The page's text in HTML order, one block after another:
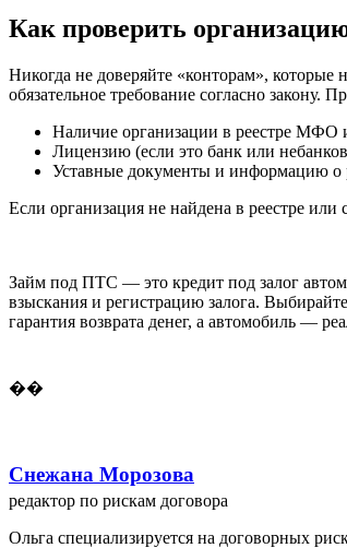
Как проверить
Никогда не доверяйте «конторам»,
обязательное требование согласно закону.
Наличие организации в реестре
Лицензию (если это банк или
Уставные документы и информацию о
Если организация не найдена в реестре
Займ под ПТС — это кредит под залог
взыскания и регистрацию залога.
гарантия возврата денег, а автомобиль —
��
Снежана Морозова
редактор по рискам договора
Ольга специализируется на договорных